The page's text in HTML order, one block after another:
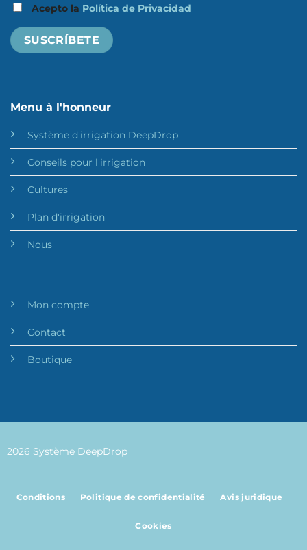
Menu à l'honneur
Système d'irrigation DeepDrop
Conseils pour l'irrigation
Cultures
Plan d'irrigation
Nous
Mon compte
Contact
Boutique
Acepto la Política de Privacidad
2026 Système DeepDrop
Conditions Politique de confidentialité Avis juridique
Cookies